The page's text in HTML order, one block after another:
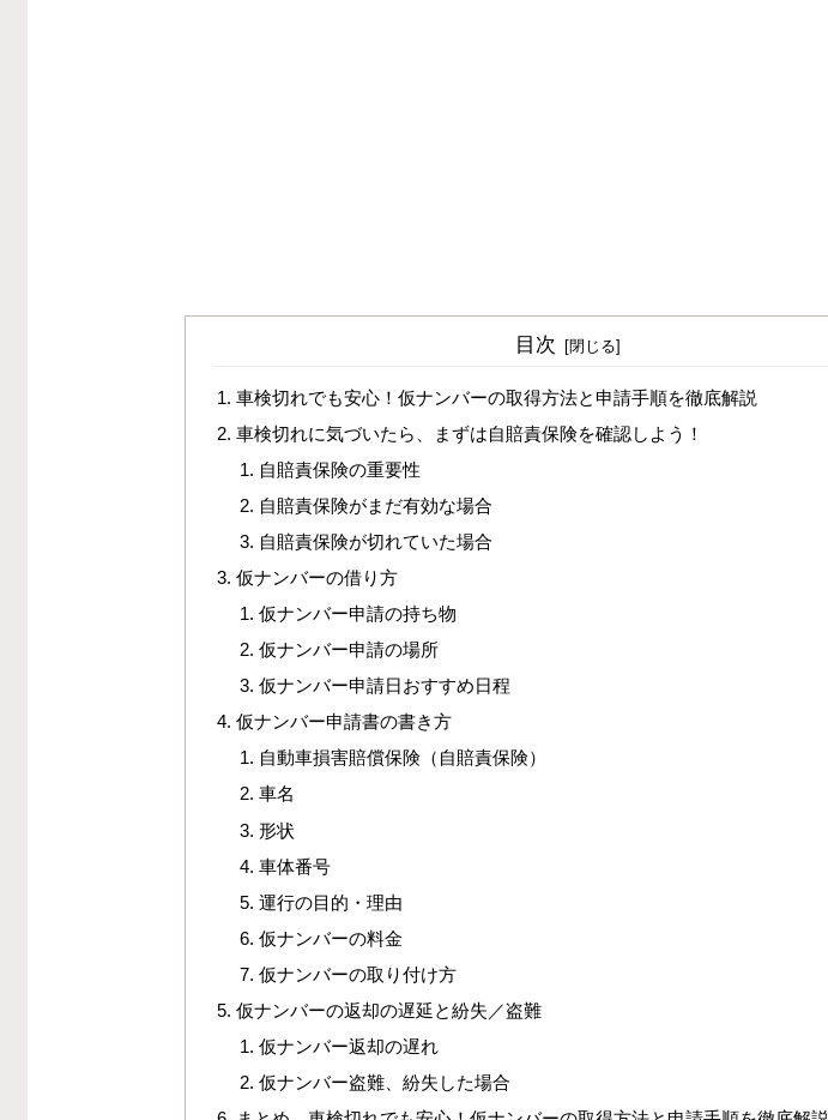
目次
車検切れでも安心！仮ナンバーの取得方法と申請手順を徹底解説
車検切れに気づいたら、まずは自賠責保険を確認しよう！
自賠責保険の重要性
自賠責保険がまだ有効な場合
自賠責保険が切れていた場合
仮ナンバーの借り方
仮ナンバー申請の持ち物
仮ナンバー申請の場所
仮ナンバー申請日おすすめ日程
仮ナンバー申請書の書き方
自動車損害賠償保険（自賠責保険）
車名
形状
車体番号
運行の目的・理由
仮ナンバーの料金
仮ナンバーの取り付け方
仮ナンバーの返却の遅延と紛失／盗難
仮ナンバー返却の遅れ
仮ナンバー盗難、紛失した場合